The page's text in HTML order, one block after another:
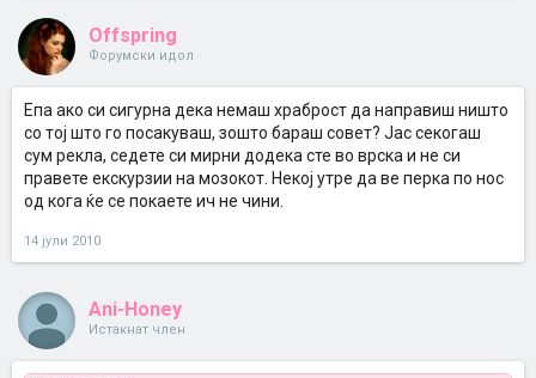
Offspring
Форумски идол
Епа ако си сигурна дека немаш храброст да направиш ништо
со тој што го посакуваш, зошто бараш совет? Јас секогаш
сум рекла, седете си мирни додека сте во врска и не си
правете екскурзии на мозокот. Некој утре да ве перка по нос
од кога ќе се покаете ич не чини.
14 јули 2010
Ani-Honey
Истакнат член